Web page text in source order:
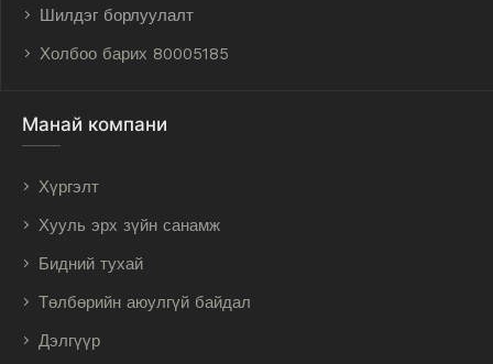
Шилдэг борлуулалт
Холбоо барих 80005185
Манай компани
Хүргэлт
Хууль эрх зүйн санамж
Бидний тухай
Төлбөрийн аюулгүй байдал
Дэлгүүр